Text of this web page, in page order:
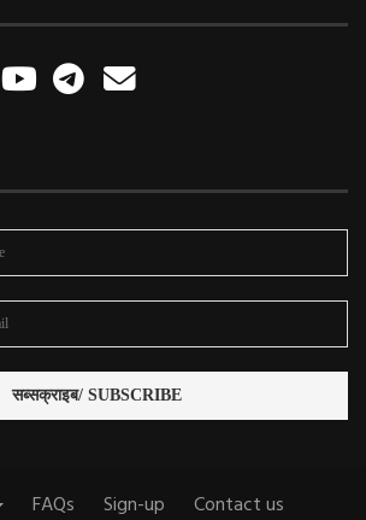
FAQs Sign-up
Contact us